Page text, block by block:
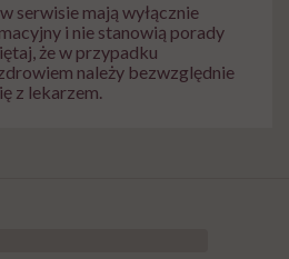
serwisie mają wyłącznie
i nie stanowią porady
że w przypadku
należy bezwzględnie
z lekarzem.